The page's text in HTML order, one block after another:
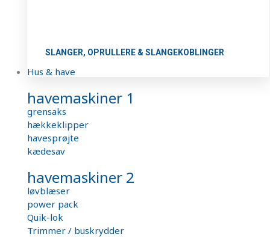
SLANGER, OPRULLERE & SLANGEKOBLINGER
Hus & have
havemaskiner 1
grensaks
hækkeklipper
havesprøjte
kædesav
havemaskiner 2
løvblæser
power pack
Quik-lok
Trimmer / buskrydder